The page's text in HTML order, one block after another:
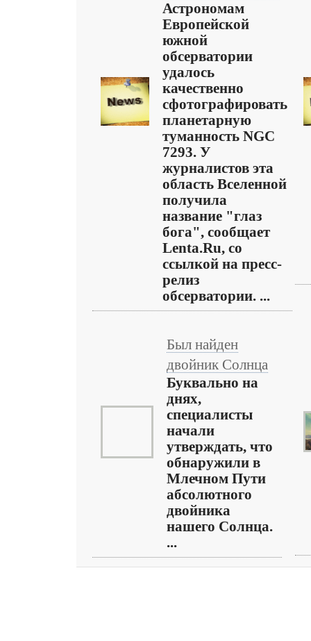
Астрономам
Европейской
южной
обсерватории
удалось
качественно
сфотографировать
планетарную
туманность NGC
7293. У
журналистов эта
область Вселенной
получила
название "глаз
бога", сообщает
Lenta.Ru, со
ссылкой на пресс-
релиз
обсерватории. ...
Был найден
двойник Солнца
Буквально на
днях,
специалисты
начали
утверждать, что
обнаружили в
Млечном Пути
абсолютного
двойника
нашего Солнца.
...